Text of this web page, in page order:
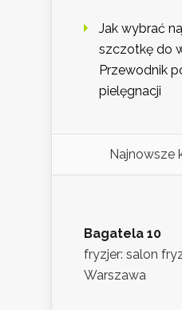
Jak wybrać
szczotkę do
Przewodnik
pielęgnacji
Najnowsze
Bagatela 10
fryzjer: salon
Warszawa